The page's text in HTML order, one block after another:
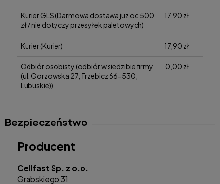
Kurier GLS (Darmowa dostawa juz od 500
zł / nie dotyczy przesyłek paletowych)
17,90 zł
Kurier(Kurier) 17,90 zł
Odbiór osobisty (odbiór w siedzibie firmy
(ul. Gorzowska 27, Trzebicz 66-530,
Lubuskie))
0,00 zł
Bezpieczeństwo
Producent
Cellfast Sp. z o.o.
Grabskiego 31